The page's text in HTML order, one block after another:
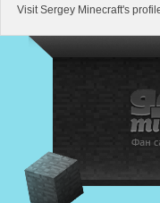
Visit Sergey Minecraft's